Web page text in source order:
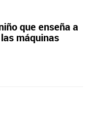
que enseña a
máquinas